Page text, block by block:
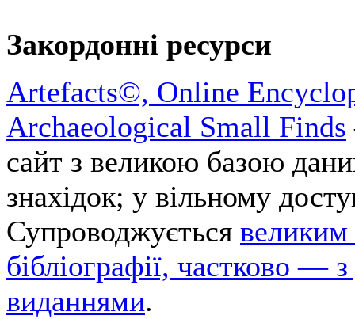
Закордонні ресурси
Artefacts©, Online
Archaeological Small Finds
сайт з великою базою
знахідок; у вільному
Супроводжується великим
бібліографії, частково —
виданнями.